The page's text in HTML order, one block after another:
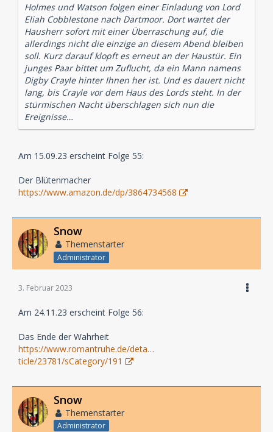
Holmes und Watson folgen einer Einladung von Lord
Eliah Cobblestone nach Dartmoor. Dort wartet der
Hausherr sofort mit einer Überraschung auf, die
allerdings nicht die einzige an diesem Abend bleiben
soll. Kurz darauf klopft es erneut an der Haustür. Ein
junges Paar bittet um Zuflucht, da ein Mann namens
Digby Crayle hinter Ihnen her ist. Und es dauert nicht
lang, bis Crayle vor dem Haus des Lords steht. In der
stürmischen Nacht überschlagen sich nun die
Ereignisse…
Am 15.09.23 erscheint Folge 55:
Der Blütenmacher
https://www.amazon.de/dp/3864734568
Snow
Themenstarter
Administrator
3. Februar 2023
Am 24.11.23 erscheint Folge 56:
Das Ende der Wahrheit
https://www.romantruhe.de/deta…
ticle/23781/sCategory/191
Snow
Themenstarter
Administrator